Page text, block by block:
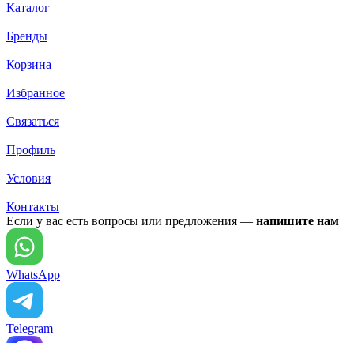
Каталог
Бренды
Корзина
Избранное
Связаться
Профиль
Условия
Контакты
Если у вас есть вопросы или предложения — напишите нам
WhatsApp
Telegram